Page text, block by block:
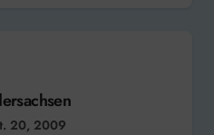
20, 2009